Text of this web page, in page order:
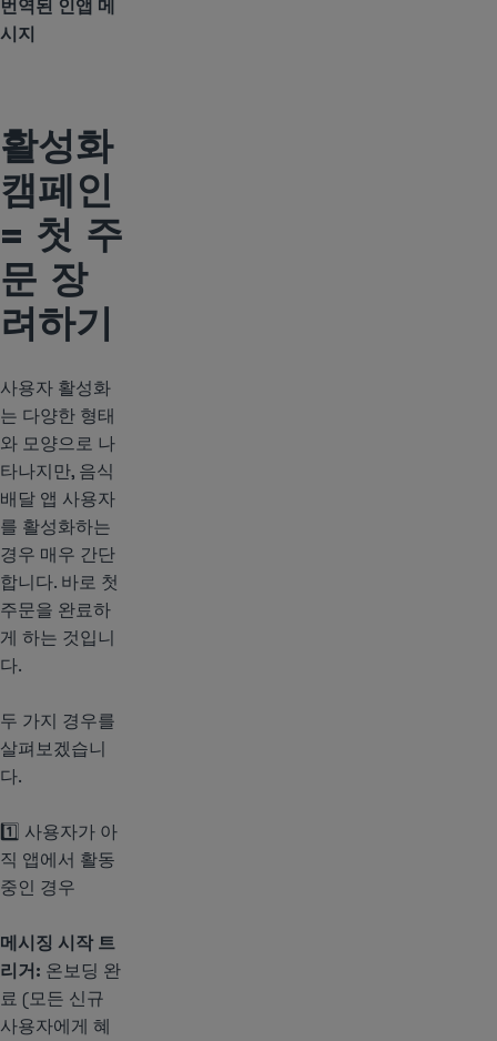
번역된 인앱 메
시지
활성화
캠페인
= 첫 주
문 장
려하기
사용자 활성화
는 다양한 형태
와 모양으로 나
타나지만, 음식
배달 앱 사용자
를 활성화하는
경우 매우 간단
합니다. 바로 첫
주문을 완료하
게 하는 것입니
다.
두 가지 경우를
살펴보겠습니
다.
1️⃣ 사용자가 아
직 앱에서 활동
중인 경우
메시징 시작 트
리거: 온보딩 완
료 (모든 신규
사용자에게 혜